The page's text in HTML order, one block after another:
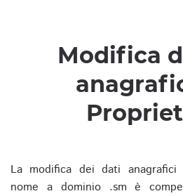
Modifica
La modifica dei dati anagrafici
nome a dominio .sm è